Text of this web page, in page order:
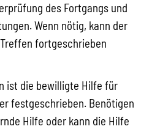
des Fortgangs und
Wenn nötig, kann der
fortgeschrieben
ist die bewilligte Hilfe für
festgeschrieben. Benötigen
Hilfe oder kann die Hilfe